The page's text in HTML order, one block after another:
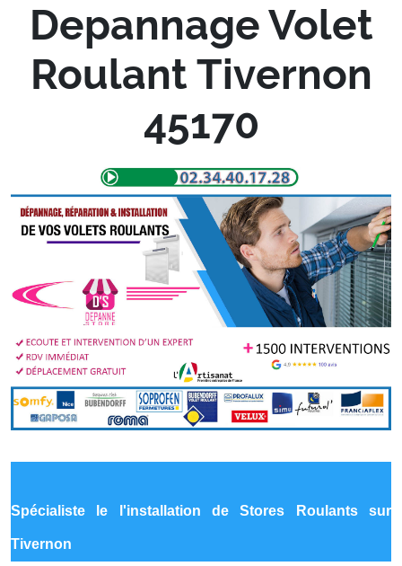
Depannage Volet
Roulant Tivernon
45170
Spécialiste le l'installation de Stores Roulants sur
Tivernon